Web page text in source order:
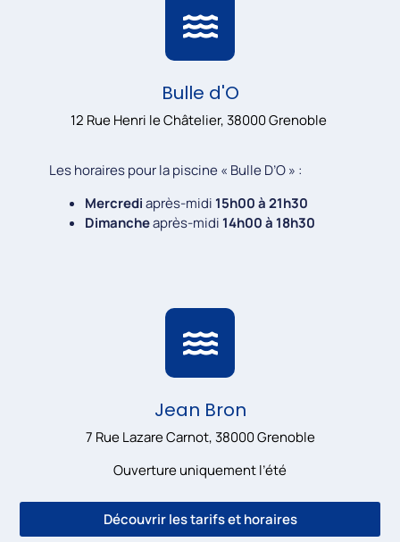
Bulle d'O
12 Rue Henri le Châtelier, 38000 Grenoble
Les horaires pour la piscine « Bulle D’O » :
Mercrediaprès-midi 15h00 à 21h30
Dimancheaprès-midi 14h00 à 18h30
Jean Bron
7 Rue Lazare Carnot, 38000 Grenoble
Ouverture uniquement l’été
Découvrir les tarifs et horaires